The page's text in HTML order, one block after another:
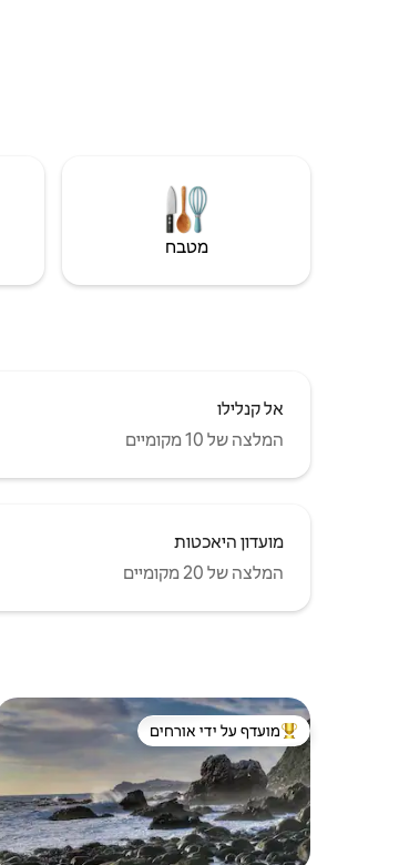
מטבח
אל קנלילו
המלצה של 10 מקומיים
מועדון היאכטות
המלצה של 20 מקומיים
מוביל בקרב נכסים מועדפים על ידי אורחים
מועדף על ידי אורחים